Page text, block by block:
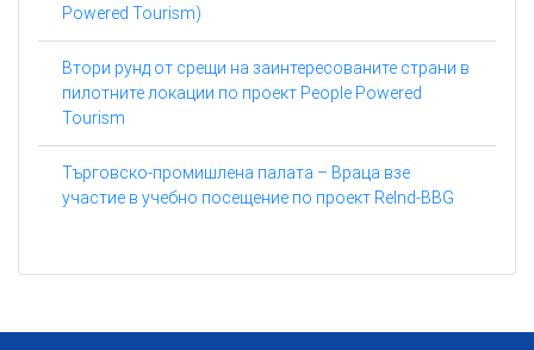
Powered Tourism)
Втори рунд от срещи на заинтересованите страни в
пилотните локации по проект People Powered
Tourism
Търговско-промишлена палата – Враца взе
участие в учебно посещение по проект ReInd-BBG